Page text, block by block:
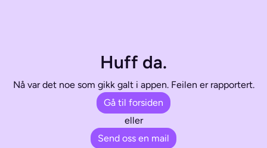
Huff da.
Nå var det noe som gikk galt i appen. Feilen er rapportert.
Gå til forsiden
eller
Send oss en mail